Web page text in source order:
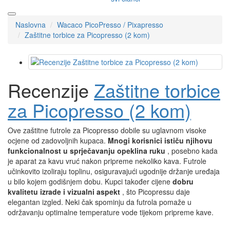
Naslovna
Wacaco PicoPresso / Pixapresso
Zaštitne torbice za Picopresso (2 kom)
Recenzije Zaštitne torbice
za Picopresso (2 kom)
Ove zaštitne futrole za Picopresso dobile su uglavnom visoke
ocjene od zadovoljnih kupaca. Mnogi korisnici ističu njihovu
funkcionalnost u sprječavanju opeklina ruku , posebno kada
je aparat za kavu vruć nakon pripreme nekoliko kava. Futrole
učinkovito izoliraju toplinu, osiguravajući ugodnije držanje uređaja
u bilo kojem godišnjem dobu. Kupci također cijene dobru
kvalitetu izrade i vizualni aspekt , što Picopressu daje
elegantan izgled. Neki čak spominju da futrola pomaže u
održavanju optimalne temperature vode tijekom pripreme kave.